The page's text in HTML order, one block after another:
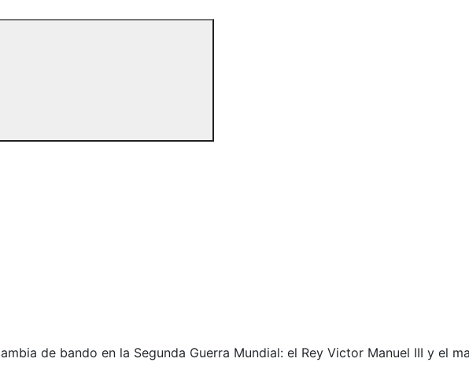
de bando en la Segunda Guerra Mundial: el Rey Victor Manuel III y el